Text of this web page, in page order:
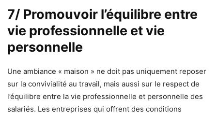
7/ Promouvoir l’équilibre entre
vie professionnelle et vie
personnelle
Une ambiance « maison » ne doit pas uniquement reposer
sur la convivialité au travail, mais aussi sur le respect de
l’équilibre entre la vie professionnelle et personnelle des
salariés. Les entreprises qui offrent des conditions